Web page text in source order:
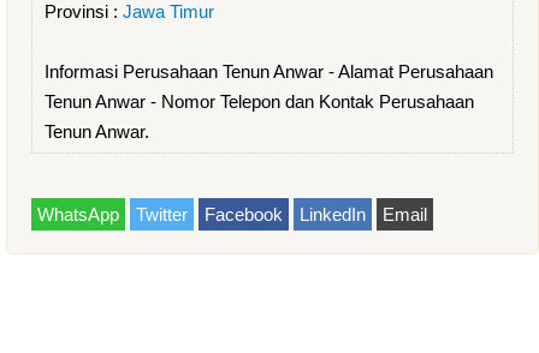
Provinsi : Jawa Timur
Informasi Perusahaan Tenun Anwar - Alamat Perusahaan
Tenun Anwar - Nomor Telepon dan Kontak Perusahaan
Tenun Anwar.
WhatsApp Twitter Facebook LinkedIn Email